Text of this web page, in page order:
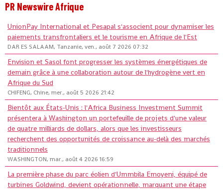
PR Newswire Afrique
UnionPay International et Pesapal s'associent pour dynamiser les
paiements transfrontaliers et le tourisme en Afrique de l'Est
DAR ES SALAAM, Tanzanie, ven., août 7 2026 07:32
Envision et Sasol font progresser les systèmes énergétiques de
demain grâce à une collaboration autour de l'hydrogène vert en
Afrique du Sud
CHIFENG, Chine, mer., août 5 2026 21:42
Bientôt aux États-Unis : l'Africa Business Investment Summit
présentera à Washington un portefeuille de projets d'une valeur
de quatre milliards de dollars, alors que les investisseurs
recherchent des opportunités de croissance au-delà des marchés
traditionnels
WASHINGTON, mar., août 4 2026 16:59
La première phase du parc éolien d'Ummbila Emoyeni, équipé de
turbines Goldwind, devient opérationnelle, marquant une étape